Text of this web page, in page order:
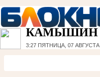
КАМЫШИН
3:27 ПЯТНИЦА, 07 АВГУСТА